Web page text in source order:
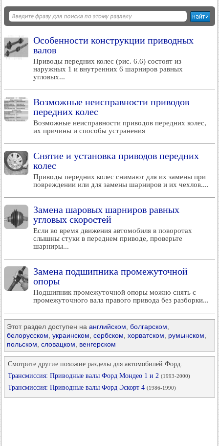
Особенности конструкции приводных
валов
Приводы передних колес (рис. 6.6) состоят из
наружных 1 и внутренних 6 шарниров равных
угловых...
Возможные неисправности приводов
передних колес
Возможные неисправности приводов передних колес,
их причины и способы устранения
Снятие и установка приводов передних
колес
Приводы передних колес снимают для их замены при
повреждении или для замены шарниров и их чехлов....
Замена шаровых шарниров равных
угловых скоростей
Если во время движения автомобиля в поворотах
слышны стуки в переднем приводе, проверьте
шарниры...
Замена подшипника промежуточной
опоры
Подшипник промежуточной опоры можно снять с
промежуточного вала правого привода без разборки...
Этот раздел доступен на английском болгарском
белорусском украинском сербском хорватском румынском
польском словацком венгерском
Смотрите другие похожие разделы для автомобилей Форд:
Трансмиссия: Приводные валы Форд Мондео 1 и 2 (1993-2000)
Трансмиссия: Приводные валы Форд Эскорт 4 (1986-1990)